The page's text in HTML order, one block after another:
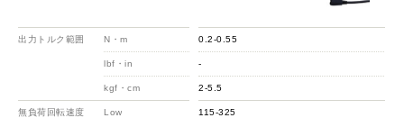
出力トルク範囲 N・m
lbf・in
kgf・cm
無負荷回転速度
Low
0.2-0.55
-
2-5.5
115-325